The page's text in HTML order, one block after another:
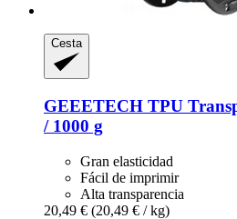
Cesta
GEEETECH TPU
/ 1000 g
Gran elasticidad
Fácil de imprimir
Alta transparencia
20,49 € (20,49 € / kg)